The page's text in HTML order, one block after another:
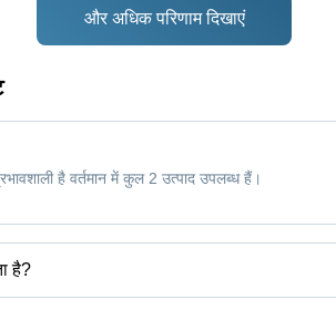
और अधिक परिणाम दिखाएं
है वर्तमान में कुल 2 उत्पाद उपलब्ध हैं।
है?
आप हैदराबाद में स्टार्च प्रोसेसिंग प्लांट